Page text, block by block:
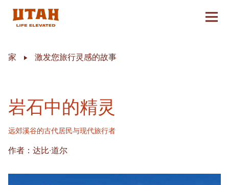
切换
家 激发您旅行灵感的故事
岩石中的精灵
远郊溪谷的古代居民与现代旅行者
作者：达比·道尔